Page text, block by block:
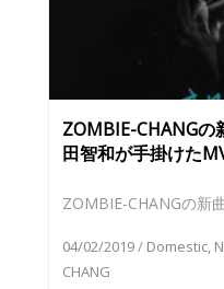
ZOMBIE-CHANGの
田智和が手掛けた
ZOMBIE-CHANGの新
04/02/2019/ Domestic,
CHANG